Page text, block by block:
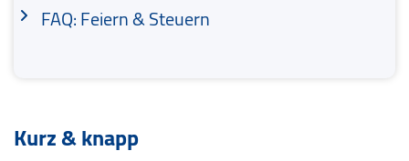
FAQ: Feiern & Steuern
Kurz & knapp